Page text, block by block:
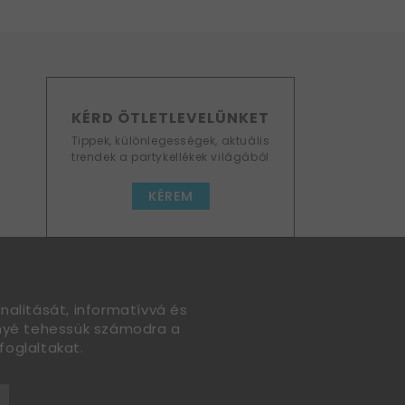
KÉRD ÖTLETLEVELÜNKET
Tippek, különlegességek, aktuális
trendek a partykellékek világából
KÉREM
informatívvá és
tehessük számodra a